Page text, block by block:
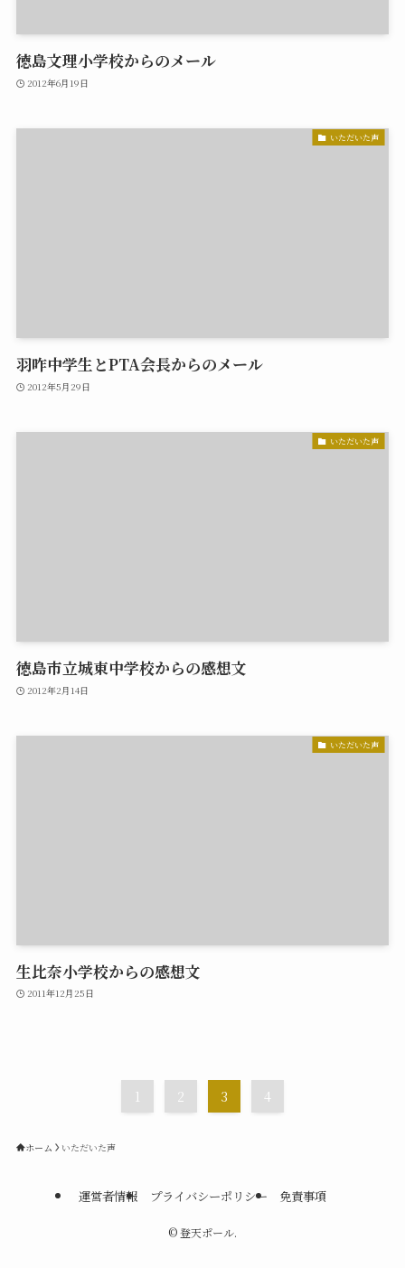
徳島文理小学校からのメール
2012年6月19日
いただいた声
羽咋中学生とPTA会長からのメール
2012年5月29日
いただいた声
徳島市立城東中学校からの感想文
2012年2月14日
いただいた声
生比奈小学校からの感想文
2011年12月25日
1 2 3 4
ホーム いただいた声
運営者情報 プライバシーポリシー 免責事項
©登天ポール.